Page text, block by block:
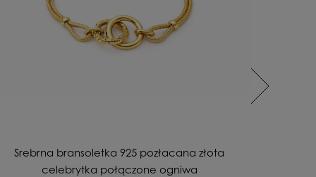
Srebrna bransoletka 925 pozłacana złota
celebrytka połączone ogniwa